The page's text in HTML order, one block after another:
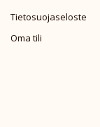
Tietosuojaseloste
Oma tili